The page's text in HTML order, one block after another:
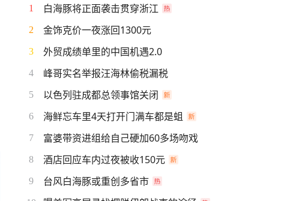
1 白海豚将正面袭击贯穿浙江
2 金饰克价一夜涨回1300元
3 外贸成绩单里的中国机遇2.0
4 峰哥实名举报汪海林偷税漏税
5 以色列驻成都总领事馆关闭
6 海鲜忘车里4天打开门满车都是蛆
7 富婆带资进组给自己硬加60多场吻戏
8 酒店回应车内过夜被收150元
9 台风白海豚或重创多省市